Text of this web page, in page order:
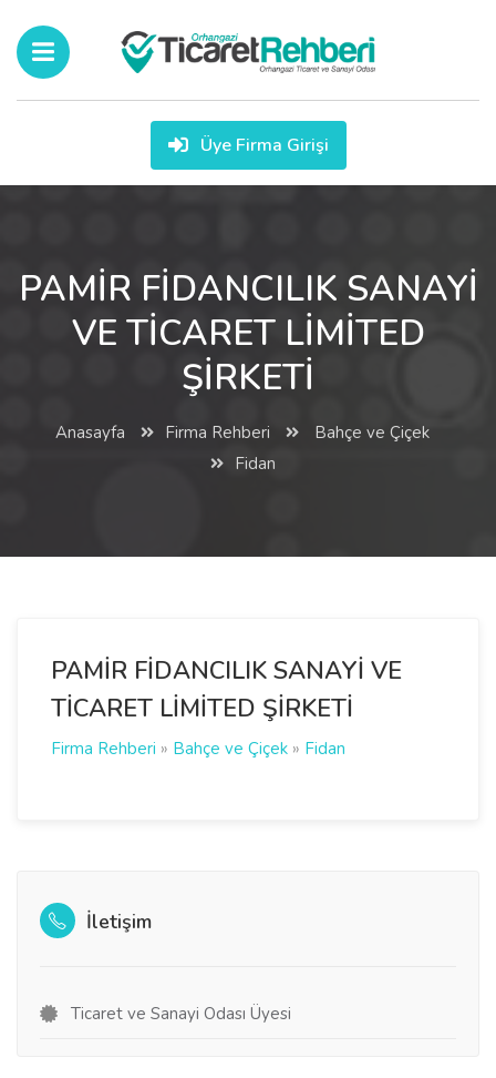
Üye Firma Girişi
PAMİR FİDANCILIK SANAYİ
VE TİCARET LİMİTED
ŞİRKETİ
Anasayfa Firma Rehberi
Bahçe ve Çiçek
Fidan
PAMİR FİDANCILIK SANAYİ VE
TİCARET LİMİTED ŞİRKETİ
Firma Rehberi » Bahçe ve Çiçek » Fidan
İletişim
Ticaret ve Sanayi Odası Üyesi